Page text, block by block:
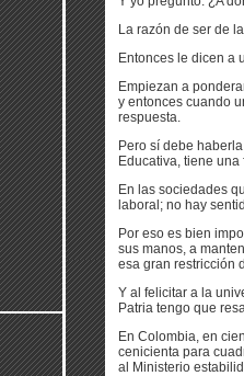
La razón de ser de
Entonces le dicen a
Empiezan a
y entonces cuando
respuesta.
Pero sí debe
Educativa, tiene
En las sociedades
laboral; no hay
Por eso es bien
sus manos, a
esa gran restricción
Y al felicitar a la
Patria tengo que
En Colombia, en
cenicienta para
al Ministerio